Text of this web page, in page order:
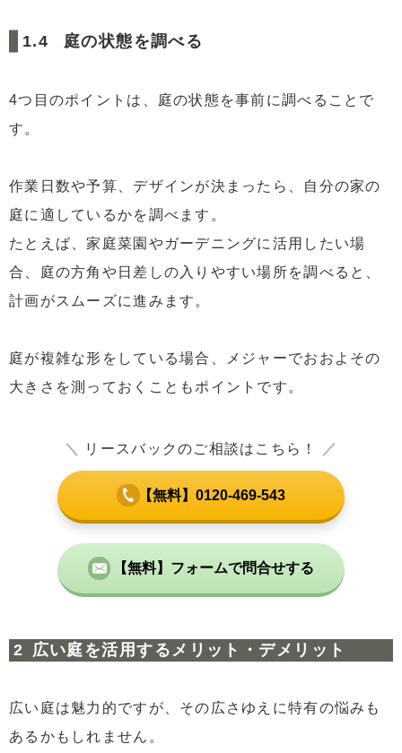
庭の状態を調べる
4つ目のポイントは、庭の状態を事前に調べることで
す。
作業日数や予算、デザインが決まったら、自分の家の
庭に適しているかを調べます。
たとえば、家庭菜園やガーデニングに活用したい場
合、庭の方角や日差しの入りやすい場所を調べると、
計画がスムーズに進みます。
庭が複雑な形をしている場合、メジャーでおおよその
大きさを測っておくこともポイントです。
＼ リースバックのご相談はこちら！ ／
【無料】0120-469-543
【無料】フォームで問合せする
広い庭を活用するメリット・デメリット
広い庭は魅力的ですが、その広さゆえに特有の悩みも
あるかもしれません。